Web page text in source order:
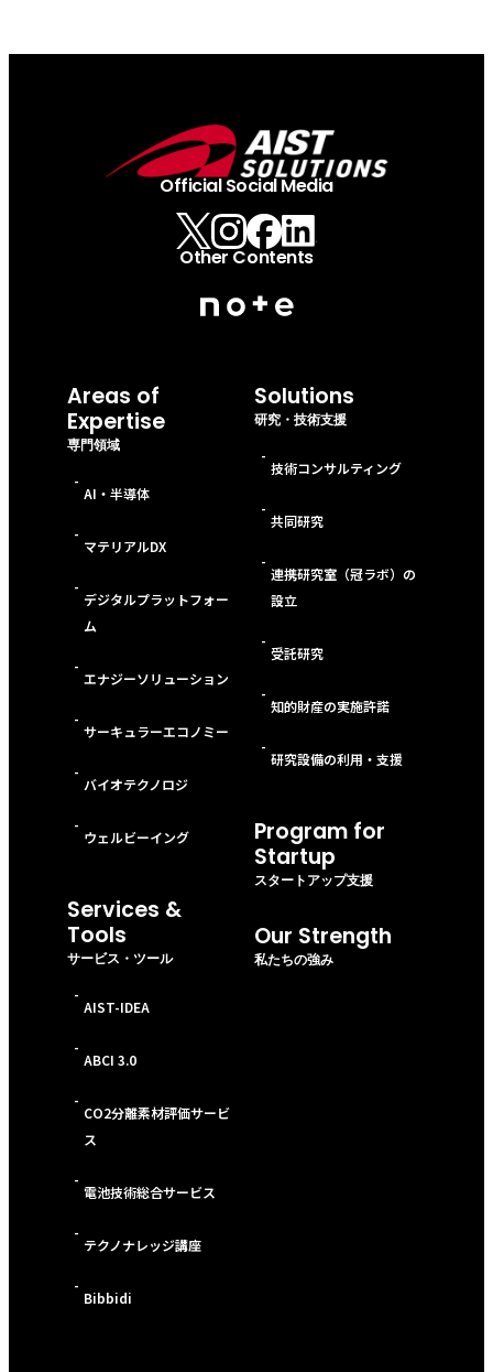
Official Social Media
Other Contents
Areas of
Expertise
専門領域
-
AI・半導体
-
マテリアルDX
-
デジタルプラットフォー
ム
-
エナジーソリューション
-
サーキュラーエコノミー
-
バイオテクノロジ
-
ウェルビーイング
Services &
Tools
サービス・ツール
-
AIST-IDEA
-
ABCI 3.0
-
CO2分離素材評価サービ
ス
-
電池技術総合サービス
-
テクノナレッジ講座
-
Bibbidi
Solutions
研究・技術支援
-
技術コンサルティング
-
共同研究
-
連携研究室（冠ラボ）の
設立
-
受託研究
-
知的財産の実施許諾
-
研究設備の利用・支援
Program for
Startup
スタートアップ支援
Our Strength
私たちの強み